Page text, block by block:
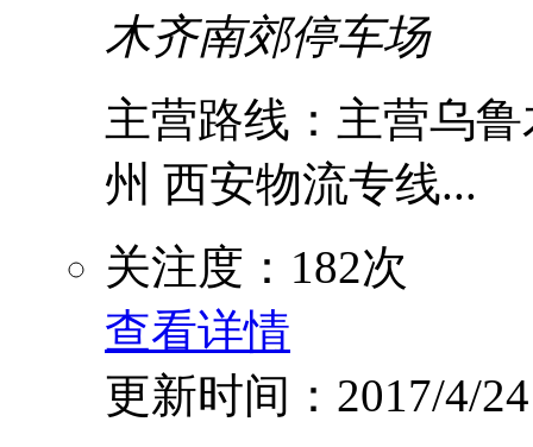
木齐南郊停车场
主营路线：主营乌
州 西安物流专线...
关注度：182次
查看详情
更新时间：2017/4/24